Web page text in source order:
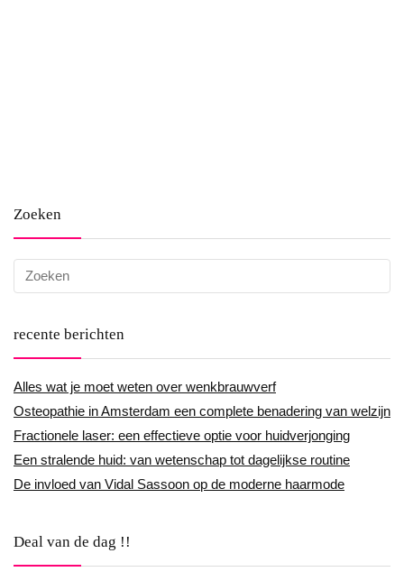
Zoeken
recente berichten
Alles wat je moet weten over wenkbrauwverf
Osteopathie in Amsterdam een complete benadering van welzijn
Fractionele laser: een effectieve optie voor huidverjonging
Een stralende huid: van wetenschap tot dagelijkse routine
De invloed van Vidal Sassoon op de moderne haarmode
Deal van de dag !!